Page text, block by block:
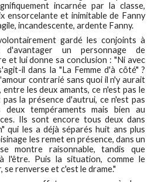
incarnée par la classe,
ensorcelante et inimitable de Fanny
incandescente, ardente Fanny.
gardé les conjoints à
d'avantager un personnage de
et lui donne sa conclusion : "Ni avec
il dans la "La Femme d'à côté" ?
contrarié sans quoi il n'y aurait
les deux amants, ce n'est pas le
la présence d'autrui, ce n'est pas
tempéraments mais bien au
Ils sont encore tous deux dans
qui les a déjà séparés huit ans plus
les remet en présence, dans un
montre raisonnable, tandis que
l'être. Puis la situation, comme le
se renverse et c'est le drame."